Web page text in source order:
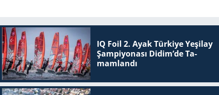
IQ Foil 2. Ayak Tür­ki­ye Ye­şi­lay
Şam­pi­yo­na­sı Didim’de Ta­
mam­lan­dı